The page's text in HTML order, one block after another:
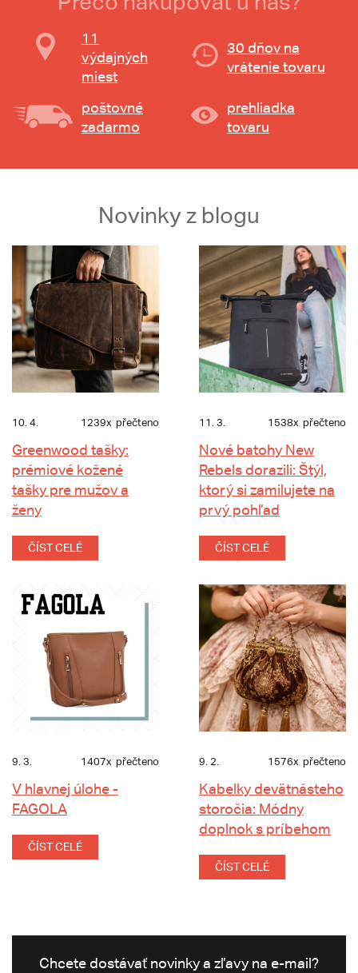
11
výdajných
miest
30 dňov na
vrátenie tovaru
poštovné
zadarmo
prehliadka
tovaru
Novinky z blogu
10. 4. 1239x přečteno
Greenwood tašky:
prémiové kožené
tašky pre mužov a
ženy
ČÍST CELÉ
11. 3. 1538x přečteno
Nové batohy New
Rebels dorazili: Štýl,
ktorý si zamilujete na
prvý pohľad
ČÍST CELÉ
9. 3. 1407x přečteno
V hlavnej úlohe -
FAGOLA
ČÍST CELÉ
9. 2. 1576x přečteno
Kabelky devätnásteho
storočia: Módny
doplnok s príbehom
ČÍST CELÉ
Chcete dostávať novinky a zľavy na e-mail?